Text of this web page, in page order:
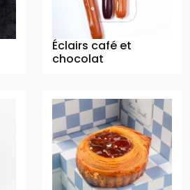
Éclairs café et
chocolat